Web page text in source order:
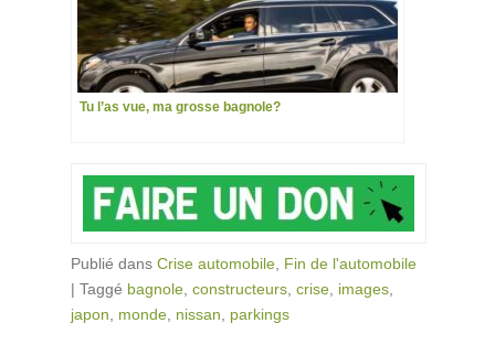
Tu l’as vue, ma grosse bagnole?
Publié dans Crise automobile Fin de l'automobile
| Taggé bagnole constructeurs crise images
japon
monde nissan parkings